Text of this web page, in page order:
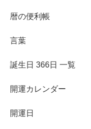
暦の便利帳
言葉
誕生日 366日 一覧
開運カレンダー
開運日